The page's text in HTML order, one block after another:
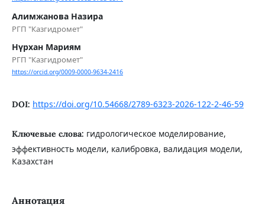
Алимжанова Назира
РГП "Казгидромет"
Нүрхан Мариям
РГП "Казгидромет"
https://orcid.org/0009-0000-9634-2416
DOI: https://doi.org/10.54668/2789-6323-2026-122-2-46-59
Ключевые слова: гидрологическое моделирование,
эффективность модели, калибровка, валидация модели,
Казахстан
Аннотация